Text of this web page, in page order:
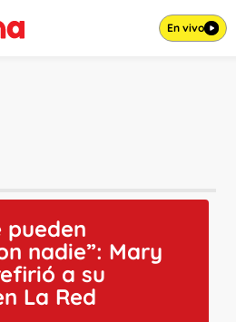
En vivo
pueden
nadie”: Mary
a su
La Red